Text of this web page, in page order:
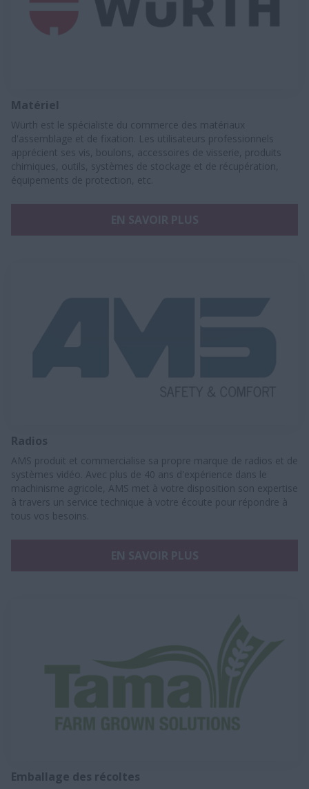
Matériel
Würth est le spécialiste du commerce des matériaux
d'assemblage et de fixation. Les utilisateurs professionnels
apprécient ses vis, boulons, accessoires de visserie, produits
chimiques, outils, systèmes de stockage et de récupération,
équipements de protection, etc.
Radios
AMS produit et commercialise sa propre marque de radios et de
systèmes vidéo. Avec plus de 40 ans d'expérience dans le
machinisme agricole, AMS met à votre disposition son expertise
à travers un service technique à votre écoute pour répondre à
tous vos besoins.
Emballage des récoltes